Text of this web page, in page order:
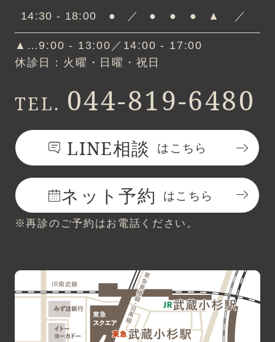
14:30 - 18:00 ● ／ ● ● ● ▲ ／
▲…9:00 - 13:00／14:00 - 17:00
休診日：火曜・日曜・祝日
TEL. 044-819-6480
LINE相談 はこちら
ネット予約 はこちら
※再診のご予約はお電話ください。